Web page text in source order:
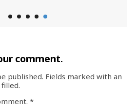
comment.
published. Fields marked with an
*